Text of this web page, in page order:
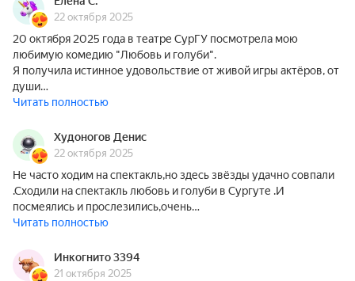
22 октября 2025
20 октября 2025 года в театре СурГУ посмотрела мою
любимую комедию "Любовь и голуби".
Я получила истинное удовольствие от живой игры актёров, от
души…
Читать полностью
Худоногов Денис
22 октября 2025
Не часто ходим на спектакль,но здесь звёзды удачно совпали
.Сходили на спектакль любовь и голуби в Сургуте .И
посмеялись и прослезились,очень…
Читать полностью
Инкогнито 3394
21 октября 2025